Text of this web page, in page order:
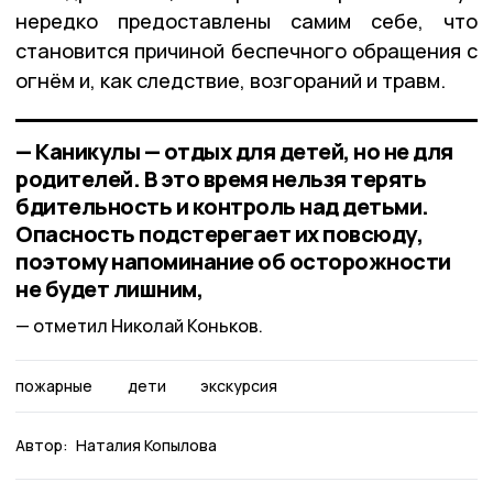
нередко предоставлены самим себе, что
становится причиной беспечного обращения с
огнём и, как следствие, возгораний и травм.
— Каникулы — отдых для детей, но не для
родителей. В это время нельзя терять
бдительность и контроль над детьми.
Опасность подстерегает их повсюду,
поэтому напоминание об осторожности
не будет лишним,
отметил Николай Коньков.
пожарные дети экскурсия
Автор: Наталия Копылова